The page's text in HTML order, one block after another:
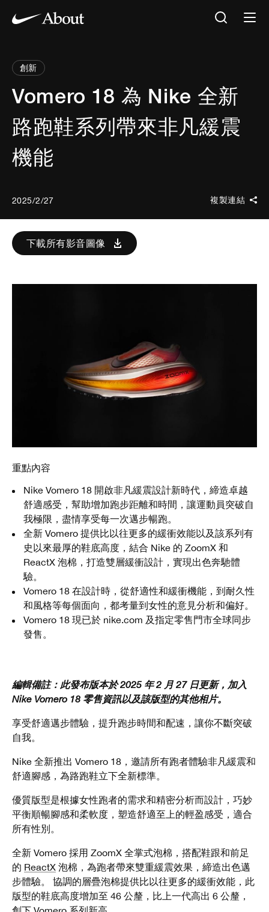
創新
Vomero 18 為 Nike 全新
路跑鞋系列帶來非凡緩震
機能
2025/2/27 複製連結
下載所有影音圖像
重點內容
Nike Vomero 18 開啟非凡緩震設計新時代，締造卓越
舒適感受，幫助增加跑步距離和時間，讓運動員突破自
我極限，盡情享受每一次邁步暢跑。
全新 Vomero 提供比以往更多的緩衝效能以及該系列有
史以來最厚的鞋底高度，結合 Nike 的 ZoomX 和
ReactX 泡棉，打造雙層緩衝設計，實現出色奔馳體
驗。
Vomero 18 在設計時，從舒適性和緩衝機能，到耐久性
和風格等每個面向，都考量到女性的意見分析和偏好。
Vomero 18 現已於 nike.com 及指定零售門市全球同步
發售。
編輯備註：此發布版本於 2025 年 2 月 27 日更新，加入
Nike Vomero 18 零售資訊以及該版型的其他相片。
享受舒適邁步體驗，提升跑步時間和配速，讓你不斷突破
自我。
Nike 全新推出 Vomero 18，邀請所有跑者體驗非凡緩震和
舒適腳感，為路跑鞋立下全新標準。
優質版型是根據女性跑者的需求和精密分析而設計，巧妙
平衡順暢腳感和柔軟度，塑造舒適至上的輕盈感受，適合
所有性別。
全新 Vomero 採用 ZoomX 全掌式泡棉，搭配鞋跟和前足
的 ReactX 泡棉，為跑者帶來雙重緩震效果，締造出色邁
步體驗。 協調的層疊泡棉提供比以往更多的緩衝效能，此
版型的鞋底高度增加至 46 公釐，比上一代高出 6 公釐，